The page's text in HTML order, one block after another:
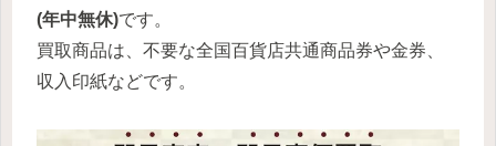
(年中無休)です。
買取商品は、不要な全国百貨店共通商品券や金券、
収入印紙などです。